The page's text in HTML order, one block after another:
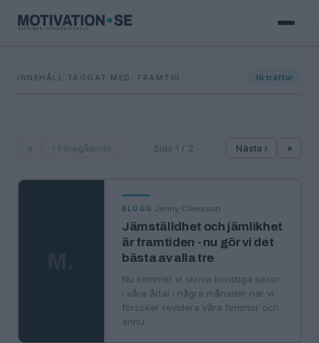
INNEHÅLL TAGGAT MED: FRAMTID 16 träffar
Sida 1 / 2 Nästa › »
BLOGG Jenny Claesson
Jämställdhet och jämlikhet
är framtiden - nu gör vi det
bästa av alla tre
Nu kommer vi skriva konstiga sexor
i våra årtal i några månader när vi
försöker revidera våra femmor och
ännu …